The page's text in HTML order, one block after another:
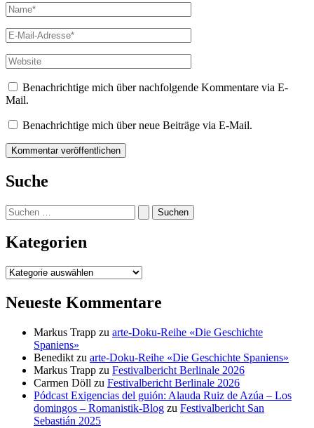
Name*
E-
Mail-
Adresse*
Website
Benachrichtige mich über nachfolgende Kommentare via E-
Mail.
Benachrichtige mich über neue Beiträge via E-Mail.
Suche
Suchen
nach:
Kategorien
Kategorien
Neueste Kommentare
Markus Trapp zu arte-Doku-Reihe «Die Geschichte
Spaniens»
Benedikt zu arte-Doku-Reihe «Die Geschichte Spaniens»
Markus Trapp zu Festivalbericht Berlinale 2026
Carmen Döll zu Festivalbericht Berlinale 2026
Pódcast Exigencias del guión: Alauda Ruiz de Azúa – Los
domingos – Romanistik-Blog zu Festivalbericht San
Sebastián 2025